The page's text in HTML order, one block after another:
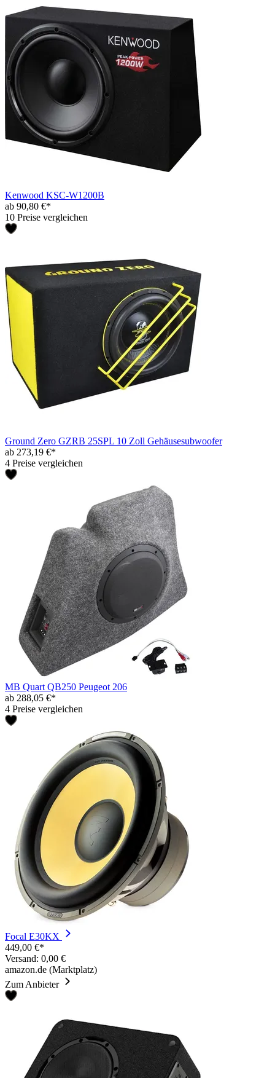
Kenwood KSC-W1200B
ab 90,80 €*
10 Preise vergleichen
Ground Zero GZRB 25SPL 10 Zoll Gehäusesubwoofer
ab 273,19 €*
4 Preise vergleichen
MB Quart QB250 Peugeot 206
ab 288,05 €*
4 Preise vergleichen
Focal E30KX
449,00 €*
Versand: 0,00 €
amazon.de (Marktplatz)
Zum Anbieter